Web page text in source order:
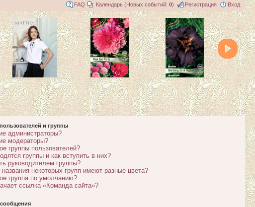
FAQ Календарь (Новых событий: 0) Регистрация Вход
и группы
администраторы?
модераторы?
группы пользователей?
группы и как вступить в них?
руководителем группы?
некоторых групп имеют разные цвета?
группа по умолчанию?
ссылка «Команда сайта»?